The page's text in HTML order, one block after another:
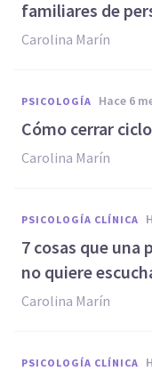
familiares de
Carolina Marín
PSICOLOGÍA hace 6
Cómo cerrar
Carolina Marín
PSICOLOGÍA CLÍNICA
7 cosas que una
no quiere
Carolina Marín
PSICOLOGÍA CLÍNICA